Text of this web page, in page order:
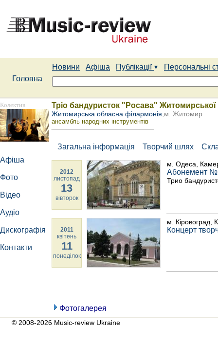
Новини Афіша Публікації
Персональні
Головна
Колектив
Афіша
Фото
Відео
Аудіо
Дискографія
Контакти
Тріо бандуристок "Росава" Житомирської
Житомирська обласна філармонія ,м. Житомир
ансамбль народних інструментів
Загальна інформація Творчий шлях
2012
листопад
13
вівторок
м. Одеса,
Абонемент
Трио
2011
квітень
11
понеділок
м. Кіровоград,
Концерт
Фотогалерея
© 2008-2026 Music-review Ukraine